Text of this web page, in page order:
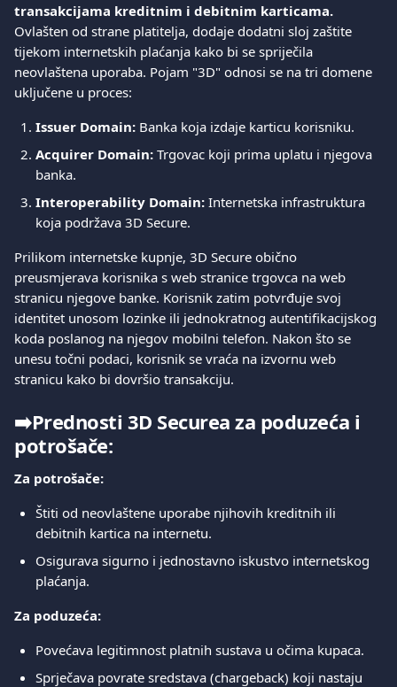
transakcijama kreditnim i debitnim karticama.
Ovlašten od strane platitelja, dodaje dodatni sloj zaštite
tijekom internetskih plaćanja kako bi se spriječila
neovlaštena uporaba. Pojam "3D" odnosi se na tri domene
uključene u proces:
Issuer Domain: Banka koja izdaje karticu korisniku.
Acquirer Domain: Trgovac koji prima uplatu i njegova
banka.
Interoperability Domain: Internetska infrastruktura
koja podržava 3D Secure.
Prilikom internetske kupnje, 3D Secure obično
preusmjerava korisnika s web stranice trgovca na web
stranicu njegove banke. Korisnik zatim potvrđuje svoj
identitet unosom lozinke ili jednokratnog autentifikacijskog
koda poslanog na njegov mobilni telefon. Nakon što se
unesu točni podaci, korisnik se vraća na izvornu web
stranicu kako bi dovršio transakciju.
➡️Prednosti 3D Securea za poduzeća i
potrošače:
Za potrošače:
Štiti od neovlaštene uporabe njihovih kreditnih ili
debitnih kartica na internetu.
Osigurava sigurno i jednostavno iskustvo internetskog
plaćanja.
Za poduzeća:
Povećava legitimnost platnih sustava u očima kupaca.
Sprječava povrate sredstava (chargeback) koji nastaju